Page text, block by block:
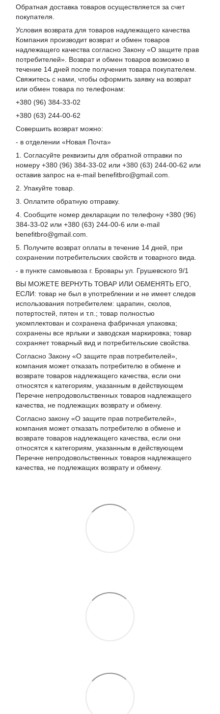
Обратная доставка товаров осуществляется за счет
покупателя.
Условия возврата для товаров надлежащего качества
Компания производит возврат и обмен товаров
надлежащего качества согласно Закону «О защите прав
потребителей». Возврат и обмен товаров возможно в
течение 14 дней после получения товара покупателем.
Свяжитесь с нами, чтобы оформить заявку на возврат
или обмен товара по телефонам:
+380 (96) 384-33-02
+380 (63) 244-00-62
Совершить возврат можно:
- в отделении «Новая Почта»
1. Согласуйте реквизиты для обратной отправки по
номеру +380 (96) 384-33-02 или +380 (63) 244-00-62 или
оставив запрос на e-mail benefitbro@gmail.com.
2. Упакуйте товар.
3. Оплатите обратную отправку.
4. Сообщите номер декларации по телефону +380 (96)
384-33-02 или +380 (63) 244-00-6 или e-mail
benefitbro@gmail.com.
5. Получите возврат оплаты в течение 14 дней, при
сохранении потребительских свойств и товарного вида.
- в пункте самовывоза г. Бровары ул. Грушевского 9/1
ВЫ МОЖЕТЕ ВЕРНУТЬ ТОВАР ИЛИ ОБМЕНЯТЬ ЕГО,
ЕСЛИ: товар не был в употреблении и не имеет следов
использования потребителем: царапин, сколов,
потертостей, пятен и т.п.; товар полностью
укомплектован и сохранена фабричная упаковка;
сохранены все ярлыки и заводская маркировка; товар
сохраняет товарный вид и потребительские свойства.
Согласно Закону «О защите прав потребителей»,
компания может отказать потребителю в обмене и
возврате товаров надлежащего качества, если они
относятся к категориям, указанным в действующем
Перечне непродовольственных товаров надлежащего
качества, не подлежащих возврату и обмену.
Согласно закону «О защите прав потребителей»,
компания может отказать потребителю в обмене и
возврате товаров надлежащего качества, если они
относятся к категориям, указанным в действующем
Перечне непродовольственных товаров надлежащего
качества, не подлежащих возврату и обмену.